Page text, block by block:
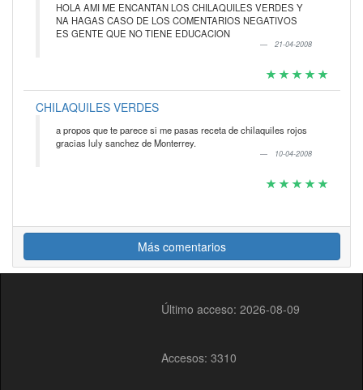
HOLA AMI ME ENCANTAN LOS CHILAQUILES VERDES Y
NA HAGAS CASO DE LOS COMENTARIOS NEGATIVOS
ES GENTE QUE NO TIENE EDUCACION
21-04-2008
CHILAQUILES VERDES
a propos que te parece si me pasas receta de chilaquiles rojos
gracias luly sanchez de Monterrey.
10-04-2008
Más comentarios
Último acceso: 2026-08-09
Accesos: 3310